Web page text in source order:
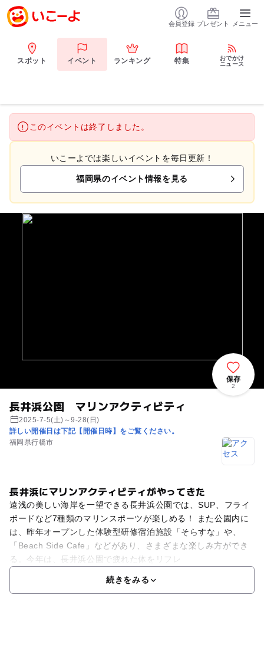
会員登録 プレゼント メニュー
スポット イベント ランキング 特集
おでかけ
ニュース
このイベントは終了しました。
いこーよでは楽しいイベントを毎日更新！
福岡県のイベント情報を見る
長井浜公園 マリンアクティビティ
2025-7-5(土)～9-28(日)
詳しい開催日は下記【開催日時】をご覧ください。
福岡県行橋市
保存
2
長井浜にマリンアクティビティがやってきた
遠浅の美しい海岸を一望できる長井浜公園では、SUP、フライ
ボードなど7種類のマリンスポーツが楽しめる！ また公園内に
は、昨年オープンした体験型研修宿泊施設「そらすな」や、
「Beach Side Cafe」などがあり、さまざまな楽しみ方ができ
る。今年は、長井浜公園で疲れた体をリフレ
続きをみる